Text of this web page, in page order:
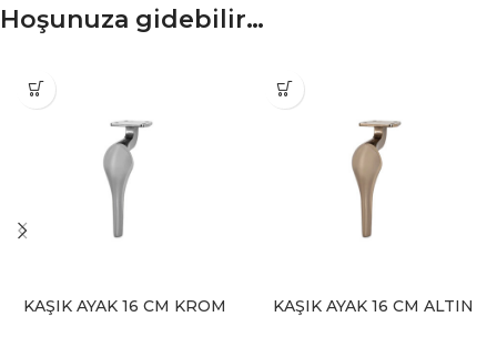
Hoşunuza gidebilir…
KAŞIK AYAK 16 CM KROM KAŞIK AYAK 16 CM ALTIN